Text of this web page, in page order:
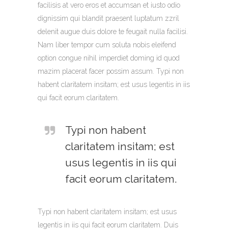
facilisis at vero eros et accumsan et iusto odio
dignissim qui blandit praesent luptatum zzril
delenit augue duis dolore te feugait nulla facilisi.
Nam liber tempor cum soluta nobis eleifend
option congue nihil imperdiet doming id quod
mazim placerat facer possim assum. Typi non
habent claritatem insitam; est usus legentis in iis
qui facit eorum claritatem.
Typi non habent
claritatem insitam; est
usus legentis in iis qui
facit eorum claritatem.
Typi non habent claritatem insitam; est usus
legentis in iis qui facit eorum claritatem. Duis